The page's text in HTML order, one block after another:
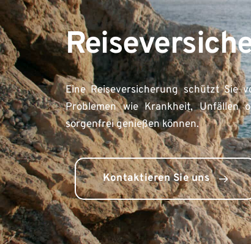
Eine Reiseversicherung schützt Sie
Problemen wie Krankheit, Unfällen
sorgenfrei genießen können.
Kontaktieren Sie uns